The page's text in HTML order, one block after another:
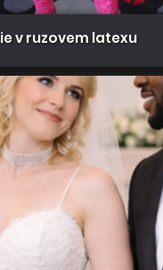
v ruzovem latexu